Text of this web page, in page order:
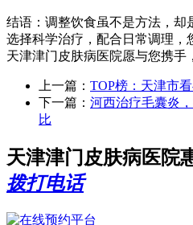
结语：调整饮食虽不是方法，却
选择科学治疗，配合日常调理，
天津津门皮肤病医院愿与您携手
上一篇： TOP榜：天津市
下一篇： 河西治疗毛囊炎
比
天津津门皮肤病医院
拨打电话